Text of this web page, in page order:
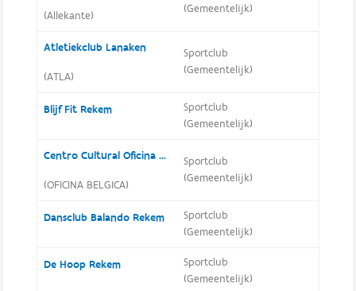
(Allekante)
(Gemeentelijk)
Atletiekclub Lanaken
(ATLA)
Sportclub
(Gemeentelijk)
Blijf Fit Rekem
Sportclub
(Gemeentelijk)
Centro Cultural Oficina da Capoeira na Belgica
(OFICINA BELGICA)
Sportclub
(Gemeentelijk)
Dansclub Balando Rekem
Sportclub
(Gemeentelijk)
De Hoop Rekem
Sportclub
(Gemeentelijk)